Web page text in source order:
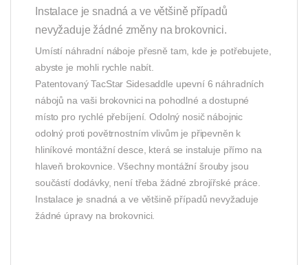
Instalace je snadná a ve většině případů
nevyžaduje žádné změny na brokovnici.
Umístí náhradní náboje přesně tam, kde je potřebujete,
abyste je mohli rychle nabít.
Patentovaný TacStar Sidesaddle upevní 6 náhradních
nábojů na vaši brokovnici na pohodlné a dostupné
místo pro rychlé přebíjení. Odolný nosič nábojnic
odolný proti povětrnostním vlivům je připevněn k
hliníkové montážní desce, která se instaluje přímo na
hlaveň brokovnice. Všechny montážní šrouby jsou
součástí dodávky, není třeba žádné zbrojířské práce.
Instalace je snadná a ve většině případů nevyžaduje
žádné úpravy na brokovnici.